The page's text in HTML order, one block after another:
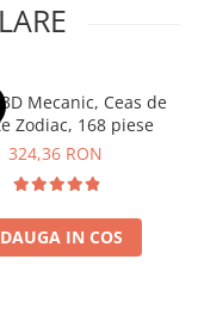
Mecanic, Ceas de
Zodiac, 168 piese
324,36 RON
IN COS